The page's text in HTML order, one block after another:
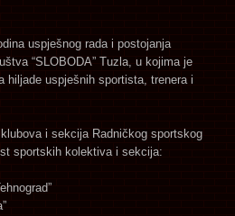
uspješnog rada i postojanja
“SLOBODA” Tuzla, u kojima je
hiljade uspješnih sportista, trenera i
i sekcija Radničkog sportskog
sportskih kolektiva i sekcija: